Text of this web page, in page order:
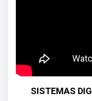
SISTEMAS